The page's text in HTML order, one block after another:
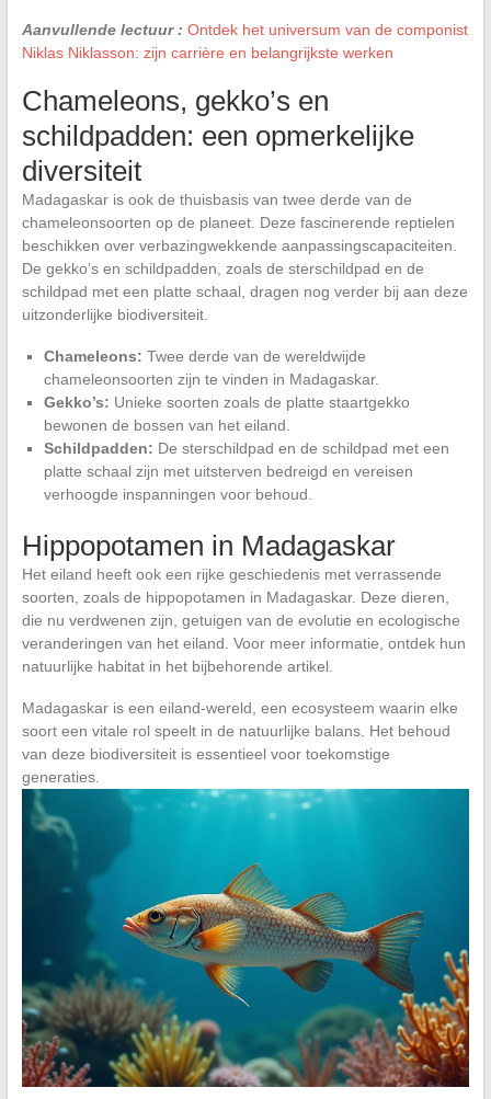
Aanvullende lectuur : Ontdek het universum van de componist
Niklas Niklasson: zijn carrière en belangrijkste werken
Chameleons, gekko’s en
schildpadden: een opmerkelijke
diversiteit
Madagaskar is ook de thuisbasis van twee derde van de
chameleonsoorten op de planeet. Deze fascinerende reptielen
beschikken over verbazingwekkende aanpassingscapaciteiten.
De gekko’s en schildpadden, zoals de sterschildpad en de
schildpad met een platte schaal, dragen nog verder bij aan deze
uitzonderlijke biodiversiteit.
Chameleons: Twee derde van de wereldwijde
chameleonsoorten zijn te vinden in Madagaskar.
Gekko’s: Unieke soorten zoals de platte staartgekko
bewonen de bossen van het eiland.
Schildpadden: De sterschildpad en de schildpad met een
platte schaal zijn met uitsterven bedreigd en vereisen
verhoogde inspanningen voor behoud.
Hippopotamen in Madagaskar
Het eiland heeft ook een rijke geschiedenis met verrassende
soorten, zoals de hippopotamen in Madagaskar. Deze dieren,
die nu verdwenen zijn, getuigen van de evolutie en ecologische
veranderingen van het eiland. Voor meer informatie, ontdek hun
natuurlijke habitat in het bijbehorende artikel.
Madagaskar is een eiland-wereld, een ecosysteem waarin elke
soort een vitale rol speelt in de natuurlijke balans. Het behoud
van deze biodiversiteit is essentieel voor toekomstige
generaties.